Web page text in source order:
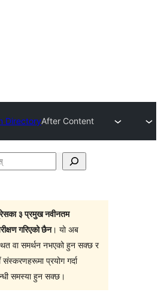
DirectoryAfter Content
३ प्रमुख नवीनतम
गरिएको छैन। यो अब
वा समर्थन नभएको हुन सक्छ र
संस्करणहरूमा प्रयोग गर्दा
समस्या हुन सक्छ।